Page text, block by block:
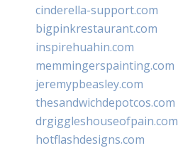
cinderella-support.com
bigpinkrestaurant.com
inspirehuahin.com
memmingerspainting.com
jeremypbeasley.com
thesandwichdepotcos.com
drgiggleshouseofpain.com
hotflashdesigns.com